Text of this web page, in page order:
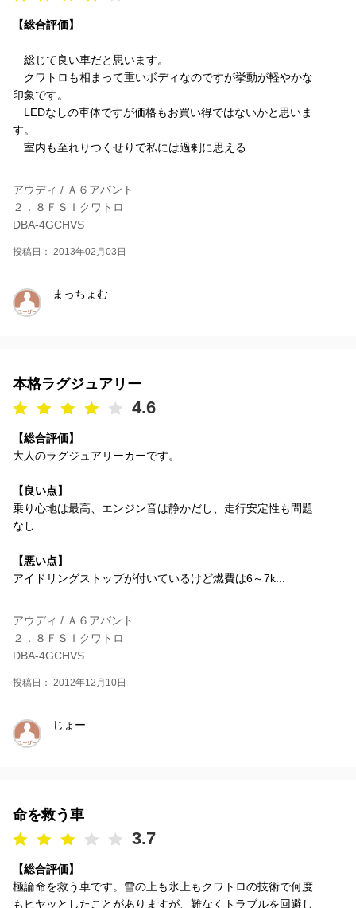
【総合評価】
総じて良い車だと思います。
クワトロも相まって重いボディなのですが挙動が軽やかな
印象です。
LEDなしの車体ですが価格もお買い得ではないかと思いま
す。
室内も至れりつくせりで私には過剰に思える...
アウディ / Ａ６アバント
２．８ＦＳＩクワトロ
DBA-4GCHVS
投稿日： 2013年02月03日
まっちょむ
本格ラグジュアリー
4.6
【総合評価】
大人のラグジュアリーカーです。
【良い点】
乗り心地は最高、エンジン音は静かだし、走行安定性も問題
なし
【悪い点】
アイドリングストップが付いているけど燃費は6～7k...
アウディ / Ａ６アバント
２．８ＦＳＩクワトロ
DBA-4GCHVS
投稿日： 2012年12月10日
じょー
命を救う車
3.7
【総合評価】
極論命を救う車です。雪の上も氷上もクワトロの技術で何度
もヒヤッとしたことがありますが、難なくトラブルを回避し